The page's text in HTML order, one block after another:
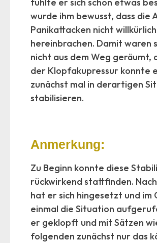
fühlte er sich schon etwas
wurde ihm bewusst, dass die
Panikattacken nicht
hereinbrachen. Damit waren
nicht aus dem Weg geräumt,
der Klopfakupressur konnte
zunächst mal in derartigen
stabilisieren.
Anmerkung:
Zu Beginn konnte diese
rückwirkend stattfinden.
hat er sich hingesetzt und im
einmal die Situation
er geklopft und mit Sätzen
folgenden zunächst nur das